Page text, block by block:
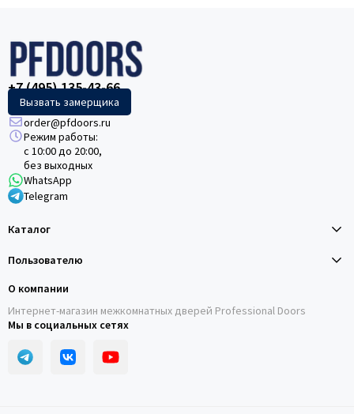
+7 (495) 135-43-66
Вызвать замерщика
order@pfdoors.ru
Режим работы:
с 10:00 до 20:00,
без выходных
WhatsApp
Telegram
Каталог
Пользователю
О компании
Интернет-магазин межкомнатных дверей Professional Doors
Мы в социальных сетях